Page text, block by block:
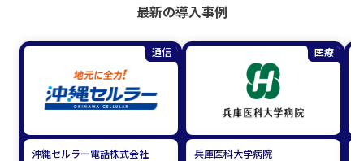
最新の導入事例
通信
沖縄セルラー電話株式会社
医療
兵庫医科大学病院